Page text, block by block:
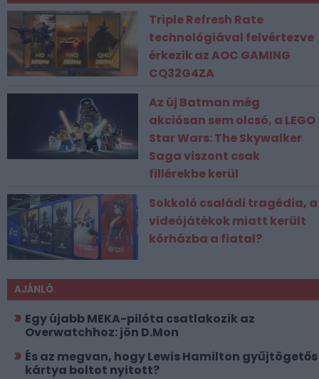
Triple Refresh Rate
technológiával felvértezve
érkezik az AOC GAMING
CQ32G4ZA
Az új Batman még
akciósan sem olcsó, a LEGO
Star Wars: The Skywalker
Saga viszont csak
fillérekbe kerül
Sokkoló családi tragédia, a
videójátékok miatt került
kórházba a fiatal?
AJÁNLÓ
Egy újabb MEKA-pilóta csatlakozik az
Overwatchhoz: jön D.Mon
És az megvan, hogy Lewis Hamilton gyűjtögetős
kártya boltot nyitott?